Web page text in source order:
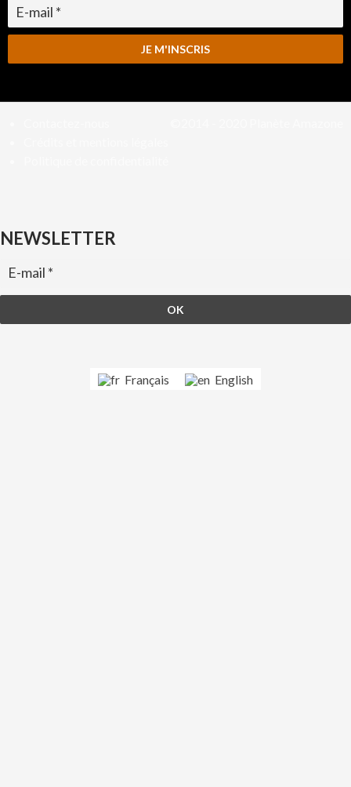
NEWSLETTER
Français English